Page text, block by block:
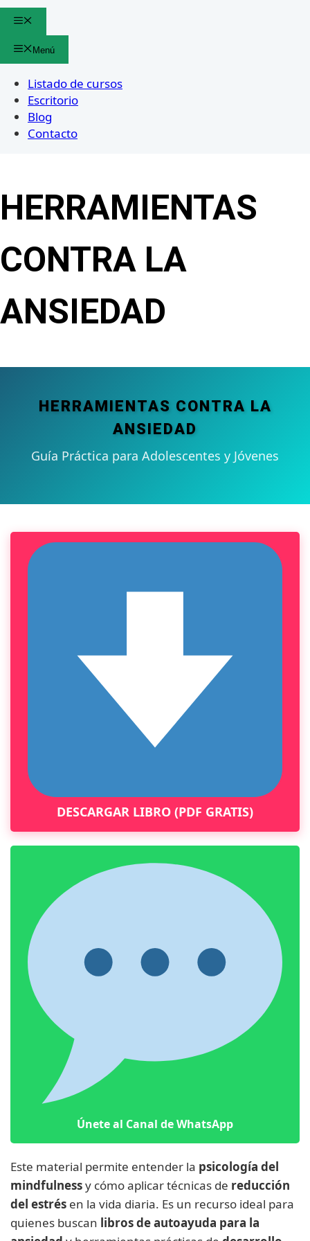
Menú
Listado de cursos
Escritorio
Blog
Contacto
HERRAMIENTAS
CONTRA LA
ANSIEDAD
HERRAMIENTAS CONTRA LA
ANSIEDAD
Guía Práctica para Adolescentes y Jóvenes
DESCARGAR LIBRO (PDF GRATIS)
Únete al Canal de WhatsApp
Este material permite entender la psicología del
mindfulnessy cómo aplicar técnicas de reducción
del estrés en la vida diaria. Es un recurso ideal para
quienes buscan libros de autoayuda para la